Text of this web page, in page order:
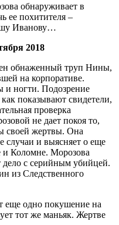
обнаруживает в
ее похитителя –
Иванову…
2018
обнаженный труп Нины,
на корпоративе.
и ногти. Подозрение
показывают свидетели,
проверка
не дает покоя то,
своей жертвы. Она
случаи и выясняет о еще
и Коломне. Морозова
дело с серийным убийцей.
из Следственного
еще одно покушение на
тот же маньяк. Жертве